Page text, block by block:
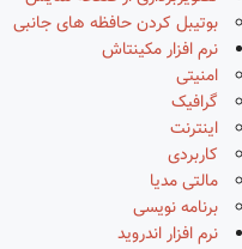
بوتیبل کردن حافظه های جانبی
نرم افزار مکینتاش
امنیتی
گرافیک
اینترنت
کاربردی
مالتی مدیا
برنامه نویسی
نرم افزار اندروید